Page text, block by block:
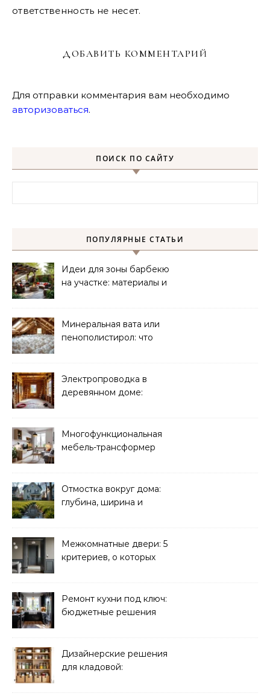
ответственность не несет.
ДОБАВИТЬ КОММЕНТАРИЙ
Для отправки комментария вам необходимо
авторизоваться.
ПОИСК ПО САЙТУ
ПОПУЛЯРНЫЕ СТАТЬИ
Идеи для зоны барбекю
на участке: материалы и
Минеральная вата или
пенополистирол: что
Электропроводка в
деревянном доме:
Многофункциональная
мебель-трансформер
Отмостка вокруг дома:
глубина, ширина и
Межкомнатные двери: 5
критериев, о которых
Ремонт кухни под ключ:
бюджетные решения
Дизайнерские решения
для кладовой: